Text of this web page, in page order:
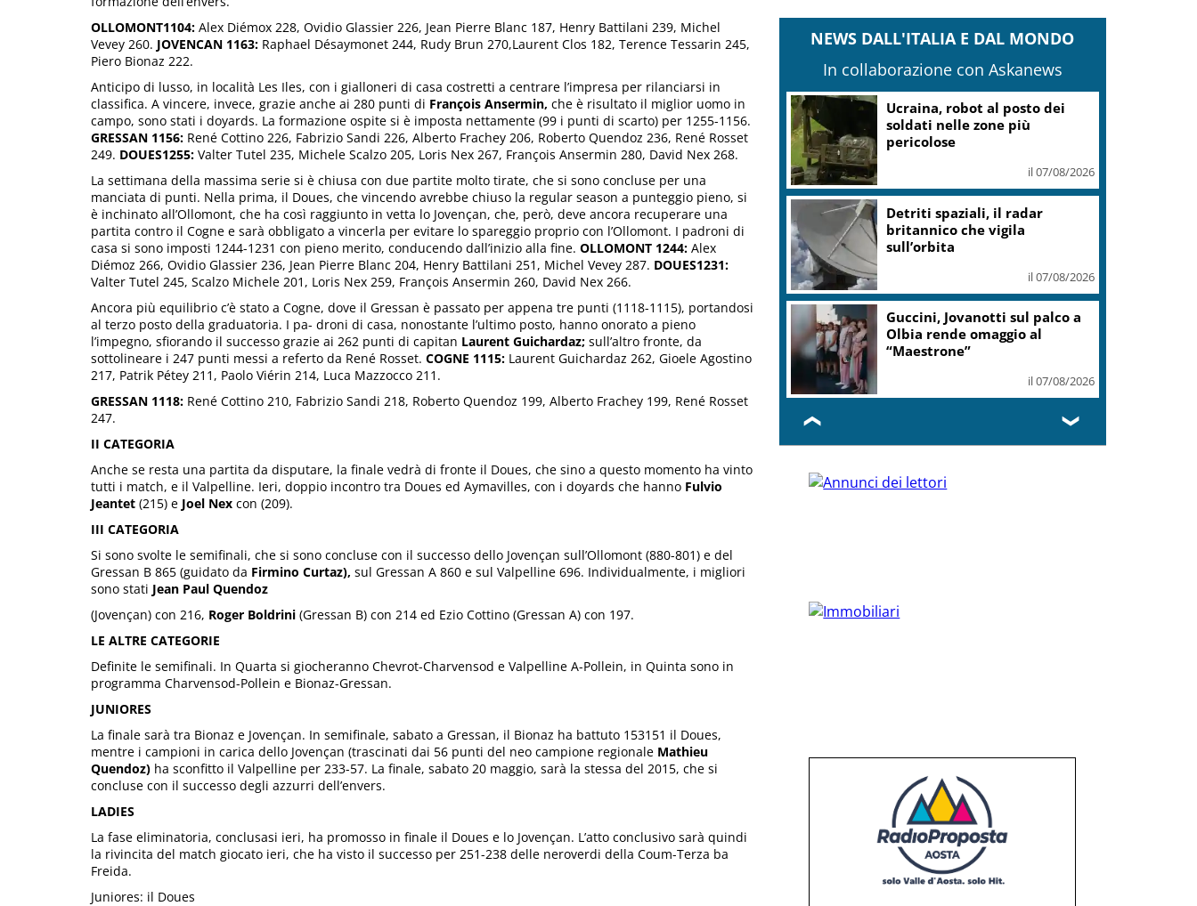
OLLOMONT1104: Alex Diémox 228, Ovidio Glassier 226, Jean Pierre Blanc 187, Henry Battilani 239, Michel
Vevey 260. JOVENCAN 1163: Raphael Désaymonet 244, Rudy Brun 270,Laurent Clos 182, Terence Tessarin 245,
Piero Bionaz 222.
Anticipo di lusso, in località Les Iles, con i gialloneri di casa costretti a centrare l’impresa per rilanciarsi in
classifica. A vincere, invece, grazie anche ai 280 punti di François Ansermin, che è risultato il miglior uomo in
campo, sono stati i doyards. La formazione ospite si è imposta nettamente (99 i punti di scarto) per 1255-1156.
GRESSAN 1156: René Cottino 226, Fabrizio Sandi 226, Alberto Frachey 206, Roberto Quendoz 236, René Rosset
249. DOUES1255: Valter Tutel 235, Michele Scalzo 205, Loris Nex 267, François Ansermin 280, David Nex 268.
La settimana della massima serie si è chiusa con due partite molto tirate, che si sono concluse per una
manciata di punti. Nella prima, il Doues, che vincendo avrebbe chiuso la regular season a punteggio pieno, si
è inchinato all’Ollomont, che ha così raggiunto in vetta lo Jovençan, che, però, deve ancora recuperare una
partita contro il Cogne e sarà obbligato a vincerla per evitare lo spareggio proprio con l’Ollomont. I padroni di
casa si sono imposti 1244-1231 con pieno merito, conducendo dall’inizio alla fine. OLLOMONT 1244: Alex
Diémoz 266, Ovidio Glassier 236, Jean Pierre Blanc 204, Henry Battilani 251, Michel Vevey 287. DOUES1231:
Valter Tutel 245, Scalzo Michele 201, Loris Nex 259, François Ansermin 260, David Nex 266.
Ancora più equilibrio c’è stato a Cogne, dove il Gressan è passato per appena tre punti (1118-1115), portandosi
al terzo posto della graduatoria. I pa- droni di casa, nonostante l’ultimo posto, hanno onorato a pieno
l’impegno, sfiorando il successo grazie ai 262 punti di capitan Laurent Guichardaz; sull’altro fronte, da
sottolineare i 247 punti messi a referto da René Rosset. COGNE 1115: Laurent Guichardaz 262, Gioele Agostino
217, Patrik Pétey 211, Paolo Viérin 214, Luca Mazzocco 211.
GRESSAN 1118: René Cottino 210, Fabrizio Sandi 218, Roberto Quendoz 199, Alberto Frachey 199, René Rosset
247.
II CATEGORIA
Anche se resta una partita da disputare, la finale vedrà di fronte il Doues, che sino a questo momento ha vinto
tutti i match, e il Valpelline. Ieri, doppio incontro tra Doues ed Aymavilles, con i doyards che hanno Fulvio
Jeantet (215) e Joel Nex con (209).
III CATEGORIA
Si sono svolte le semifinali, che si sono concluse con il successo dello Jovençan sull’Ollomont (880-801) e del
Gressan B 865 (guidato da Firmino Curtaz), sul Gressan A 860 e sul Valpelline 696. Individualmente, i migliori
sono stati Jean Paul Quendoz
(Jovençan) con 216, Roger Boldrini (Gressan B) con 214 ed Ezio Cottino (Gressan A) con 197.
LE ALTRE CATEGORIE
Definite le semifinali. In Quarta si giocheranno Chevrot-Charvensod e Valpelline A-Pollein, in Quinta sono in
programma Charvensod-Pollein e Bionaz-Gressan.
JUNIORES
La finale sarà tra Bionaz e Jovençan. In semifinale, sabato a Gressan, il Bionaz ha battuto 153151 il Doues,
mentre i campioni in carica dello Jovençan (trascinati dai 56 punti del neo campione regionale Mathieu
Quendoz) ha sconfitto il Valpelline per 233-57. La finale, sabato 20 maggio, sarà la stessa del 2015, che si
concluse con il successo degli azzurri dell’envers.
LADIES
La fase eliminatoria, conclusasi ieri, ha promosso in finale il Doues e lo Jovençan. L’atto conclusivo sarà quindi
la rivincita del match giocato ieri, che ha visto il successo per 251-238 delle neroverdi della Coum-Terza ba
Freida.
Juniores: il Doues
NEWS DALL'ITALIA E DAL MONDO
In collaborazione con Askanews
Ucraina, robot al posto dei
soldati nelle zone più
pericolose
il 07/08/2026
Detriti spaziali, il radar
britannico che vigila
sull’orbita
il 07/08/2026
Guccini, Jovanotti sul palco a
Olbia rende omaggio al
“Maestrone”
il 07/08/2026
❮ ❯